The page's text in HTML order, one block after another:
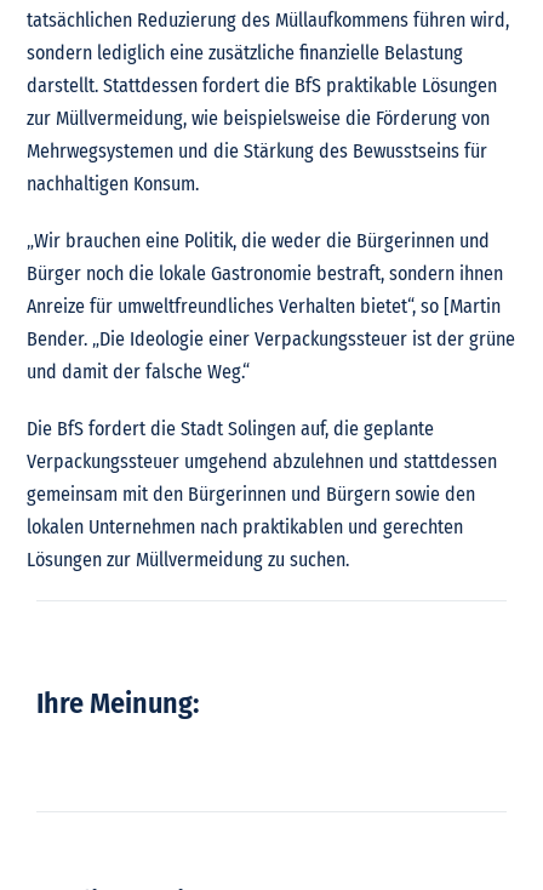
tatsächlichen Reduzierung des Müllaufkommens führen wird,
sondern lediglich eine zusätzliche finanzielle Belastung
darstellt. Stattdessen fordert die BfS praktikable Lösungen
zur Müllvermeidung, wie beispielsweise die Förderung von
Mehrwegsystemen und die Stärkung des Bewusstseins für
nachhaltigen Konsum.
„Wir brauchen eine Politik, die weder die Bürgerinnen und
Bürger noch die lokale Gastronomie bestraft, sondern ihnen
Anreize für umweltfreundliches Verhalten bietet“, so [Martin
Bender. „Die Ideologie einer Verpackungssteuer ist der grüne
und damit der falsche Weg.“
Die BfS fordert die Stadt Solingen auf, die geplante
Verpackungssteuer umgehend abzulehnen und stattdessen
gemeinsam mit den Bürgerinnen und Bürgern sowie den
lokalen Unternehmen nach praktikablen und gerechten
Lösungen zur Müllvermeidung zu suchen.
Ihre Meinung: